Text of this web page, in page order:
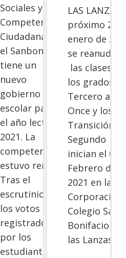
Sociales y
Competencias
Ciudadanas,
el Sanboni
tiene un
nuevo
gobierno
escolar para
el año lectivo
2021. La
competencia
estuvo reñida.
Tras el
escrutinio de
los votos
registrados
por los
estudiantes
LAS LANZAS
próximo 25
enero de
se
las clases de
los grados
Tercero a
Once y los de
Transición a
Segundo
inician el 01
Febrero de
2021 en la
Corporación
Colegio San
Bonifacio de
las Lanzas.…